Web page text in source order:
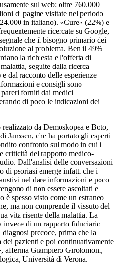
sul web: oltre 760.000
di pagine visitate nel periodo
in italiano). «Cure» (22%) e
ricercate su Google,
che il bisogno primario dei
al problema. Ben il 49%
la richiesta e l'offerta di
seguite dalla ricerca
dal racconto delle esperienze
e consigli sono
forniti dai medici
di poco le indicazioni dei
da Demoskopea e Boto,
Janssen, che ha portato gli esperti
confronto sul modo in cui i
criticità del rapporto medico-
Dall'analisi delle conversazioni
di psoriasi emerge infatti che i
nel dare informazioni e poco
di non essere ascoltati e
spesso visto come un estraneo
ma non comprende il vissuto del
vita risente della malattia. La
invece di un rapporto fiduciario
precoce, prima che la
dei pazienti e poi continuativamente
afferma Giampiero Girolomoni,
Università di Verona.